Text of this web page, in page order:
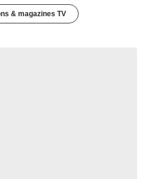
& magazines TV